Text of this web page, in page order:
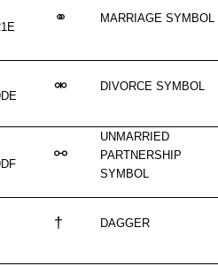
⚭ MARRIAGE SYMBOL
⚮ DIVORCE SYMBOL
⚯
UNMARRIED
PARTNERSHIP
SYMBOL
† DAGGER